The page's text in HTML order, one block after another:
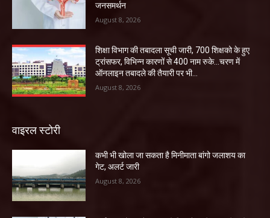
जनसमर्थन
August 8, 2026
शिक्षा विभाग की तबादला सूची जारी, 700 शिक्षको के हुए
ट्रांसफर, विभिन्न कारणों से 400 नाम रुके…चरण में
ऑनलाइन तबादले की तैयारी पर भी...
August 8, 2026
वाइरल स्टोरी
कभी भी खोला जा सकता है मिनीमाता बांगो जलाशय का
गेट, अलर्ट जारी
August 8, 2026